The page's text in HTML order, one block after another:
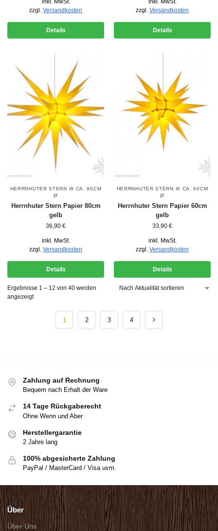
inkl. MwSt.
zzgl. Versandkosten
Details
inkl. MwSt.
zzgl. Versandkosten
Details
HERRNHUTER STERN I8 CA. 80CM
Ø
Herrnhuter Stern Papier 80cm
gelb
36,90 €
inkl. MwSt.
zzgl. Versandkosten
Details
HERRNHUTER STERN I6 CA. 60CM
Ø
Herrnhuter Stern Papier 60cm
gelb
33,90 €
inkl. MwSt.
zzgl. Versandkosten
Details
Ergebnisse 1 – 12 von 40 werden
angezeigt
1 2 3 4
Zahlung auf Rechnung
Bequem nach Erhalt der Ware
14 Tage Rückgaberecht
Ohne Wenn und Aber
Herstellergarantie
2 Jahre lang
100% abgesicherte Zahlung
PayPal / MasterCard / Visa uvm.
Über
Über Uns